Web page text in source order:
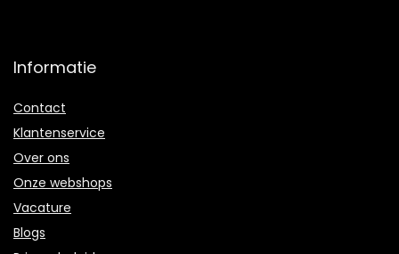
Informatie
Contact
Klantenservice
Over ons
Onze webshops
Vacature
Blogs